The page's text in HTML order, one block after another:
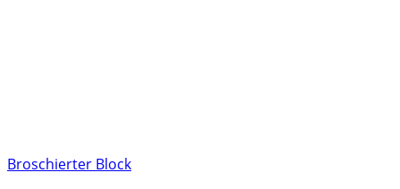
Broschierter Block